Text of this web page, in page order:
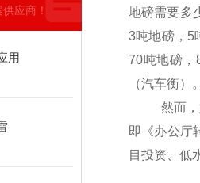
应商！
用
地磅需要多
3吨地磅，5
70吨地磅，
（汽车衡
然而，好
即《办公厅
目投资、低